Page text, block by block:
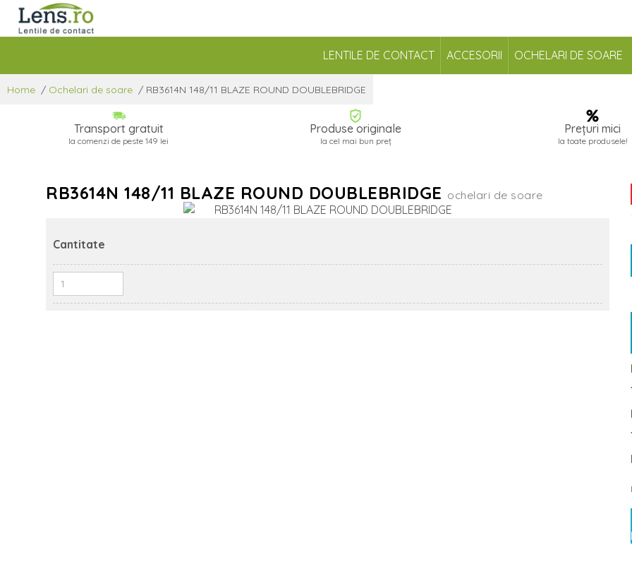
LENTILE DE CONTACT ACCESORII OCHELARI DE SOARE
Home / Ochelari de soare / RB3614N 148/11 BLAZE ROUND DOUBLEBRIDGE
Transport gratuit
la comenzi de peste 149 lei
Produse originale
la cel mai bun preț
Prețuri mici
la toate produsele!
RB3614N 148/11 BLAZE ROUND DOUBLEBRIDGE ochelari de soare
Cantitate